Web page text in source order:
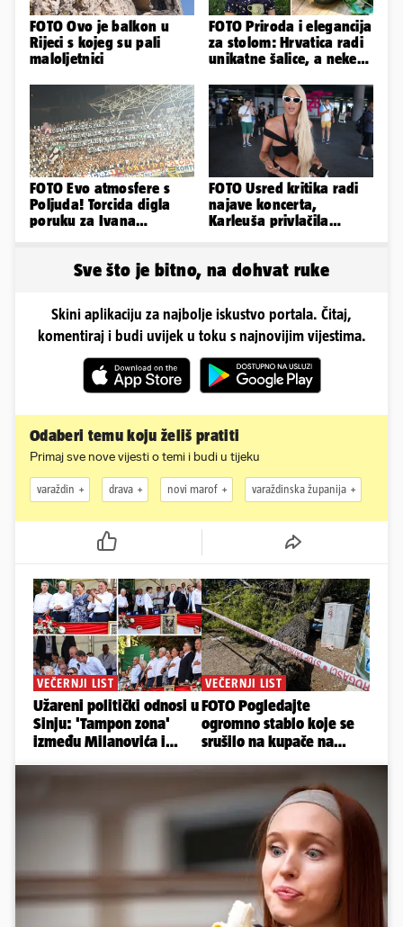
FOTO Ovo je balkon u
Rijeci s kojeg su pali
maloljetnici
FOTO Priroda i elegancija
za stolom: Hrvatica radi
unikatne šalice, a neke
FOTO Evo atmosfere s
Poljuda! Torcida digla
poruku za Ivana
FOTO Usred kritika radi
najave koncerta,
Karleuša privlačila
Sve što je bitno, na dohvat ruke
Skini aplikaciju za najbolje iskustvo portala. Čitaj,
komentiraj i budi uvijek u toku s najnovijim vijestima.
Odaberi temu koju želiš pratiti
Primaj sve nove vijesti o temi i budi u tijeku
varaždin drava novi marof varaždinska županija